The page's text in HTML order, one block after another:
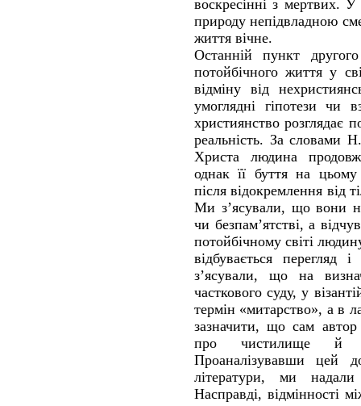
воскресінні з мертвих.
природу непідвладною
життя вічне.
Останній пункт
потойбічного життя у
відміну від
умоглядні гіпотези чи
християнство розглядає
реальність. За словами
Христа людина
однак її буття на
після відокремлення від
Ми з’ясували, що вони
чи безпам’ятстві, а
потойбічному світі
відбувається
з’ясували, що на
часткового суду, у
термін «митарство», а в
зазначити, що сам автор
про чистилище й
Проаналізувавши цей
літератури, ми
Насправді, відмінності